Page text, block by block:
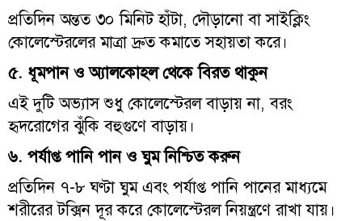
প্রতিদিন অন্তত ৩০ মিনিট হাঁটা, দৌড়ানো বা সাইক্লিং
কোলেস্টেরলের মাত্রা দ্রুত কমাতে সহায়তা করে।
৫. ধূমপান ও অ্যালকোহল থেকে বিরত থাকুন
এই দুটি অভ্যাস শুধু কোলেস্টেরল বাড়ায় না, বরং
হৃদরোগের ঝুঁকি বহুগুণে বাড়ায়।
৬. পর্যাপ্ত পানি পান ও ঘুম নিশ্চিত করুন
প্রতিদিন ৭-৮ ঘণ্টা ঘুম এবং পর্যাপ্ত পানি পানের মাধ্যমে
শরীরের টক্সিন দূর করে কোলেস্টেরল নিয়ন্ত্রণে রাখা যায়।